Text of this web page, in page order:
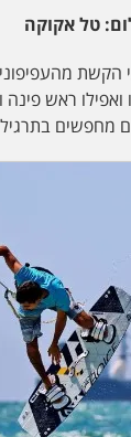
טל אקוקה
ראש